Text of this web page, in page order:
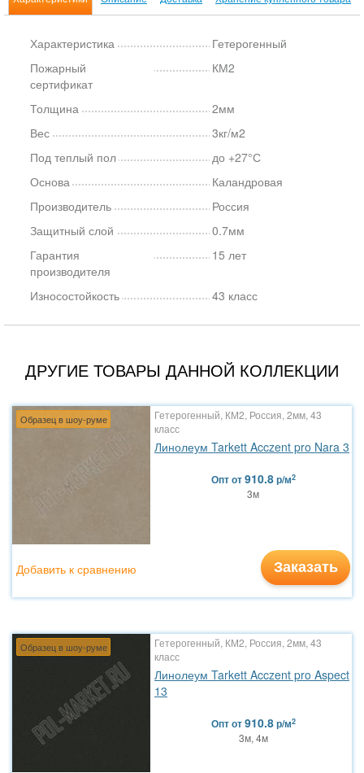
Характеристика
Гетерогенный
Пожарный
сертификат
КМ2
Толщина
2мм
Вес
3кг/м2
Под теплый пол
до +27°С
Основа
Каландровая
Производитель
Россия
Защитный слой
0.7мм
Гарантия
производителя
15 лет
Износостойкость 43 класс
ДРУГИЕ ТОВАРЫ ДАННОЙ КОЛЛЕКЦИИ
Образец в шоу-руме
Гетерогенный, КМ2, Россия, 2мм, 43
класс
Линолеум Tarkett Acczent pro Nara 3
Оптот910.8р/м2
3м
Заказать
Добавить к сравнению
Образец в шоу-руме
Гетерогенный, КМ2, Россия, 2мм, 43
класс
Линолеум Tarkett Acczent pro Aspect
13
Оптот910.8р/м2
3м, 4м